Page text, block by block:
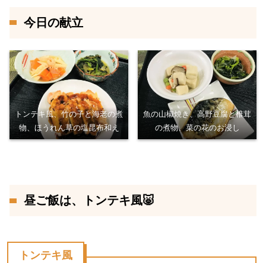
今日の献立
トンテキ風、竹の子と海老の煮
物、ほうれん草の塩昆布和え
魚の山椒焼き、高野豆腐と椎茸
の煮物、菜の花のお浸し
昼ご飯は、トンテキ風🐷
トンテキ風